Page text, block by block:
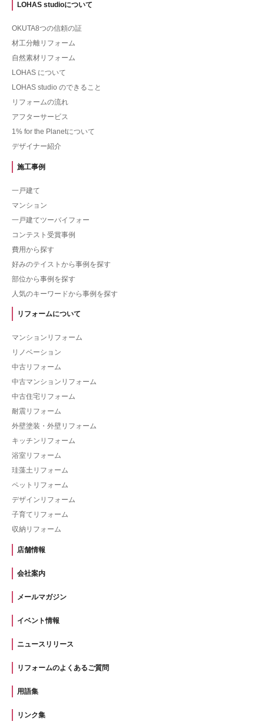
LOHAS studioについて
OKUTA8つの信頼の証
材工分離リフォーム
自然素材リフォーム
LOHAS について
LOHAS studio のできること
リフォームの流れ
アフターサービス
1% for the Planetについて
デザイナー紹介
施工事例
一戸建て
マンション
一戸建てツーバイフォー
コンテスト受賞事例
費用から探す
好みのテイストから事例を探す
部位から事例を探す
人気のキーワードから事例を探す
リフォームについて
マンションリフォーム
リノベーション
中古リフォーム
中古マンションリフォーム
中古住宅リフォーム
耐震リフォーム
外壁塗装・外壁リフォーム
キッチンリフォーム
浴室リフォーム
珪藻土リフォーム
ペットリフォーム
デザインリフォーム
子育てリフォーム
収納リフォーム
店舗情報
会社案内
メールマガジン
イベント情報
ニュースリリース
リフォームのよくあるご質問
用語集
リンク集